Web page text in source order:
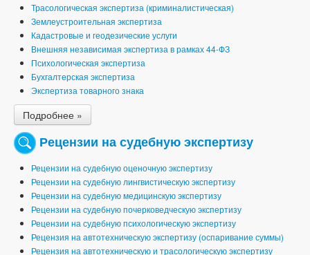
Трасологическая экспертиза (криминалистическая)
Землеустроительная экспертиза
Кадастровые и геодезические услуги
Внешняя независимая экспертиза в рамках 44-ФЗ
Психологическая экспертиза
Бухгалтерская экспертиза
Экспертиза товарного знака
Подробнее »
Рецензии на судебную экспертизу
Рецензии на судебную оценочную экспертизу
Рецензии на судебную лингвистическую экспертизу
Рецензии на судебную медицинскую экспертизу
Рецензии на судебную почерковедческую экспертизу
Рецензии на судебную психологическую экспертизу
Рецензия на автотехническую экспертизу (оспаривание суммы)
Рецензия на автотехническую и трасологическую экспертизу